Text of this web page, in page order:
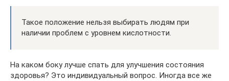
Такое положение нельзя выбирать людям при
наличии проблем с уровнем кислотности.
На каком боку лучше спать для улучшения состояния
здоровья? Это индивидуальный вопрос. Иногда все же